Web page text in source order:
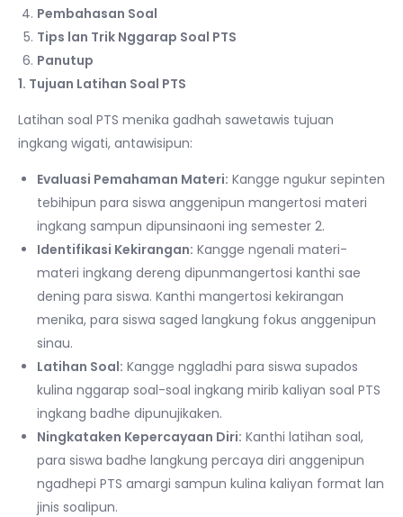
Pembahasan Soal
Tips lan Trik Nggarap Soal PTS
Panutup
1. Tujuan Latihan Soal PTS
Latihan soal PTS menika gadhah sawetawis tujuan
ingkang wigati, antawisipun:
Evaluasi Pemahaman Materi: Kangge ngukur sepinten
tebihipun para siswa anggenipun mangertosi materi
ingkang sampun dipunsinaoni ing semester 2.
Identifikasi Kekirangan: Kangge ngenali materi-
materi ingkang dereng dipunmangertosi kanthi sae
dening para siswa. Kanthi mangertosi kekirangan
menika, para siswa saged langkung fokus anggenipun
sinau.
Latihan Soal: Kangge nggladhi para siswa supados
kulina nggarap soal-soal ingkang mirib kaliyan soal PTS
ingkang badhe dipunujikaken.
Ningkataken Kepercayaan Diri: Kanthi latihan soal,
para siswa badhe langkung percaya diri anggenipun
ngadhepi PTS amargi sampun kulina kaliyan format lan
jinis soalipun.